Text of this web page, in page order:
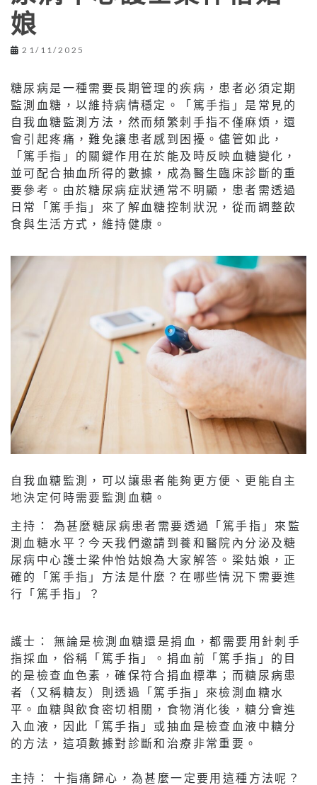
娘
21/11/2025
糖尿病是一種需要長期管理的疾病，患者必須定期
監測血糖，以維持病情穩定。「篤手指」是常見的
自我血糖監測方法，然而頻繁刺手指不僅麻煩，還
會引起疼痛，難免讓患者感到困擾。儘管如此，
「篤手指」的關鍵作用在於能及時反映血糖變化，
並可配合抽血所得的數據，成為醫生臨床診斷的重
要參考。由於糖尿病症狀通常不明顯，患者需透過
日常「篤手指」來了解血糖控制狀況，從而調整飲
食與生活方式，維持健康。
自我血糖監測，可以讓患者能夠更方便、更能自主
地決定何時需要監測血糖。
主持： 為甚麼糖尿病患者需要透過「篤手指」來監
測血糖水平？今天我們邀請到養和醫院內分泌及糖
尿病中心護士梁仲怡姑娘為大家解答。梁姑娘，正
確的「篤手指」方法是什麼？在哪些情況下需要進
行「篤手指」？
護士： 無論是檢測血糖還是捐血，都需要用針刺手
指採血，俗稱「篤手指」。捐血前「篤手指」的目
的是檢查血色素，確保符合捐血標準；而糖尿病患
者（又稱糖友）則透過「篤手指」來檢測血糖水
平。血糖與飲食密切相關，食物消化後，糖分會進
入血液，因此「篤手指」或抽血是檢查血液中糖分
的方法，這項數據對診斷和治療非常重要。
主持： 十指痛歸心，為甚麼一定要用這種方法呢？